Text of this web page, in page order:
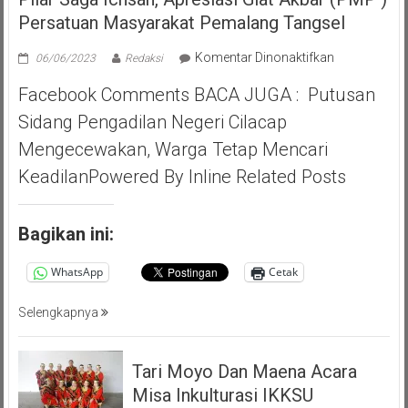
Persatuan Masyarakat Pemalang Tangsel
06/06/2023 Redaksi Komentar Dinonaktifkanpada
Saga
Akbar
Facebook Comments BACA JUGA : Putusan
Sidang Pengadilan Negeri Cilacap
Mengecewakan, Warga Tetap Mencari
KeadilanPowered By Inline Related Posts
Bagikan ini:
WhatsApp Cetak
Selengkapnya
Tari Moyo Dan Maena Acara
Misa Inkulturasi IKKSU